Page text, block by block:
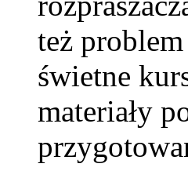
też
świetne
materiały